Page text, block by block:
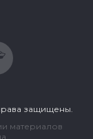
защищены.
материалов